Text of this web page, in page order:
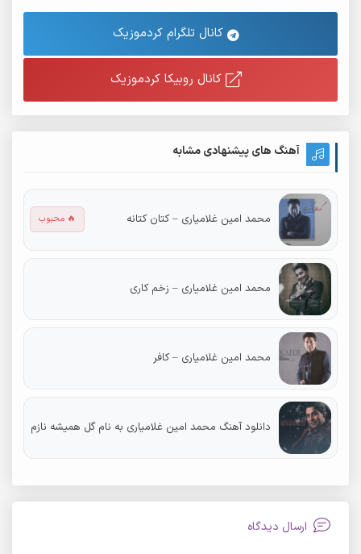
کانال تلگرام کردموزیک
کانال روبیکا کردموزیک
آهنگ های پیشنهادی مشابه
محمد امین غلامیاری – کتان کتانه 🔥 محبوب
محمد امین غلامیاری – زخم کاری
محمد امین غلامیاری – کافر
دانلود آهنگ محمد امین غلامیاری به نام گل همیشه نازم
ارسال دیدگاه